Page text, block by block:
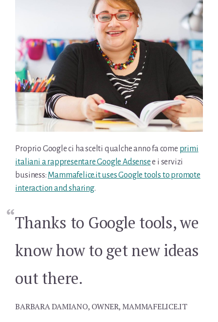
Proprio Google ci ha scelti qualche anno fa come primi
italiani a rappresentare Google Adsensee i servizi
business: Mammafelice.it uses Google tools to promote
interaction and sharing.
Thanks to Google tools, we
know how to get new ideas
out there.
BARBARA DAMIANO, OWNER, MAMMAFELICE.IT